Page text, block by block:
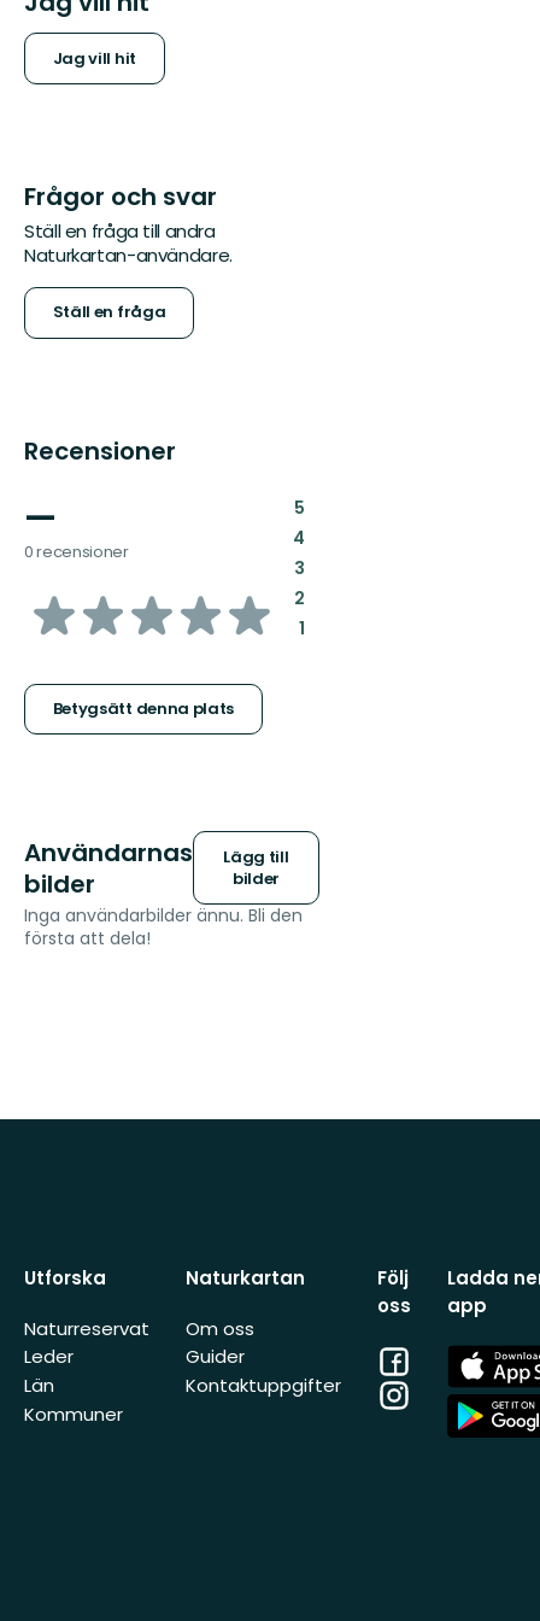
Jag vill hit
Frågor och svar
Ställ en fråga till andra
Naturkartan-användare.
Ställ en fråga
Recensioner
—
0 recensioner
av
stjärnor
Betygsätt denna plats
5:
4:
3:
2:
1:
Användarnas
bilder
Lägg till
bilder
Inga användarbilder ännu. Bli den
första att dela!
Utforska
Naturreservat
Leder
Län
Kommuner
Naturkartan
Om oss
Guider
Kontaktuppgifter
Följ
oss
Facebook
Instagram
Ladda
app
App
Store
App
Store